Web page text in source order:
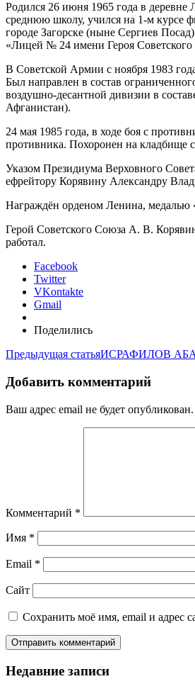
Родился 26 июня 1965 года в
среднюю школу, учился на 1-м курсе
городе Загорске (ныне Сергиев
«Лицей № 24 имени Героя
В Советской Армии с ноября 1983
Был направлен в состав
воздушно-десантной дивизии в
Афганистан).
24 мая 1985 года, в ходе боя с
противника. Похоронен на кладбище
Указом Президиума Верховного
ефрейтору Корявину Александру
Награждён орденом Ленина, медалью
Герой Советского Союза А. В.
работал.
Facebook
Twitter
VKontakte
Gmail
Поделились
Предыдущая статьяИСРАФИЛОВ
Добавить комментарий
Ваш адрес email не будет опубликован.
Комментарий *
Имя *
Email *
Сайт
Сохранить моё имя, email и адрес
Недавние записи